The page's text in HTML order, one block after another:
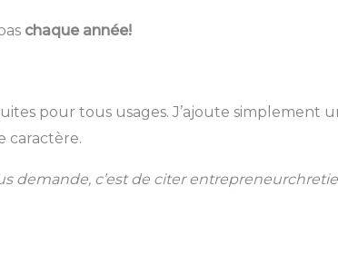
chaque année!
pour tous usages. J’ajoute simplement
caractère.
demande, c’est de citer